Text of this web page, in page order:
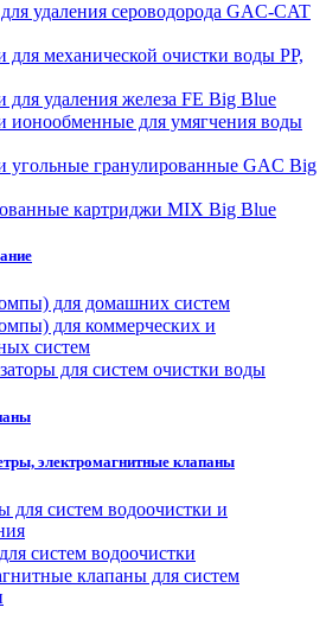
удаления сероводорода GAC-CAT
для механической очистки воды PP,
для удаления железа FE Big Blue
ионообменные для умягчения воды
угольные гранулированные GAC Big
картриджи MIX Big Blue
для домашних систем
для коммерческих и
систем
для систем очистки воды
электромагнитные клапаны
для систем водоочистки и
систем водоочистки
клапаны для систем